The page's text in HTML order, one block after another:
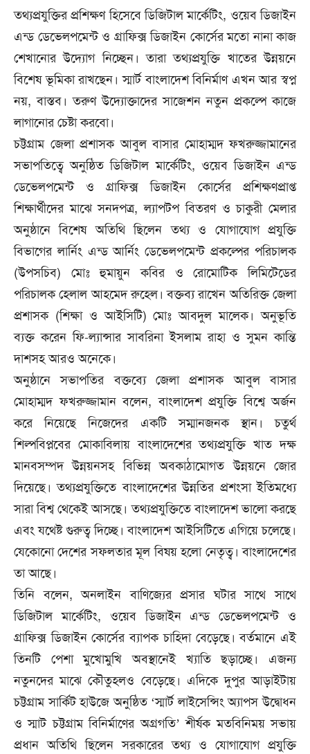
তথ্যপ্রযুক্তির প্রশিক্ষণ হিসেবে ডিজিটাল মার্কেটিং, ওয়েব ডিজাইন
এন্ড ডেভেলপমেন্ট ও গ্রাফিক্স ডিজাইন কোর্সের মতো নানা কাজ
শেখানোর উদ্যোগ নিচ্ছেন। তারা তথ্যপ্রযুক্তি খাতের উন্নয়নে
বিশেষ ভূমিকা রাখছেন। স্মার্ট বাংলাদেশ বিনির্মাণ এখন আর স্বপ্ন
নয়, বাস্তব। তরুণ উদ্যোক্তাদের সাজেশন নতুন প্রকল্পে কাজে
লাগানোর চেষ্টা করবো।
চট্টগ্রাম জেলা প্রশাসক আবুল বাসার মোহাম্মদ ফখরুজ্জামানের
সভাপতিত্বে অনুষ্ঠিত ডিজিটাল মার্কেটিং, ওয়েব ডিজাইন এন্ড
ডেভেলপমেন্ট ও গ্রাফিক্স ডিজাইন কোর্সের প্রশিক্ষণপ্রাপ্ত
শিক্ষার্থীদের মাঝে সনদপত্র, ল্যাপটপ বিতরণ ও চাকুরী মেলার
অনুষ্ঠানে বিশেষ অতিথি ছিলেন তথ্য ও যোগাযোগ প্রযুক্তি
বিভাগের লার্নিং এন্ড আর্নিং ডেভেলপমেন্ট প্রকল্পের পরিচালক
(উপসচিব) মোঃ হুমায়ুন কবির ও রোমোটিক লিমিটেডের
পরিচালক হেলাল আহমেদ রুহেল। বক্তব্য রাখেন অতিরিক্ত জেলা
প্রশাসক (শিক্ষা ও আইসিটি) মোঃ আবদুল মালেক। অনুভূতি
ব্যক্ত করেন ফি-ল্যান্সার সাবরিনা ইসলাম রাহা ও সুমন কান্তি
দাশসহ আরও অনেকে।
অনুষ্ঠানে সভাপতির বক্তব্যে জেলা প্রশাসক আবুল বাসার
মোহাম্মদ ফখরুজ্জামান বলেন, বাংলাদেশ প্রযুক্তি বিশ্বে অর্জন
করে নিয়েছে নিজেদের একটি সম্মানজনক স্থান। চতুর্থ
শিল্পবিপ্লবের মোকাবিলায় বাংলাদেশের তথ্যপ্রযুক্তি খাত দক্ষ
মানবসম্পদ উন্নয়নসহ বিভিন্ন অবকাঠামোগত উন্নয়নে জোর
দিয়েছে। তথ্যপ্রযুক্তিতে বাংলাদেশের উন্নতির প্রশংসা ইতিমধ্যে
সারা বিশ্ব থেকেই আসছে। তথ্যপ্রযুক্তিতে বাংলাদেশ ভালো করছে
এবং যথেষ্ট গুরুত্ব দিচ্ছে। বাংলাদেশ আইসিটিতে এগিয়ে চলেছে।
যেকোনো দেশের সফলতার মূল বিষয় হলো নেতৃত্ব। বাংলাদেশের
তা আছে।
তিনি বলেন, অনলাইন বাণিজ্যের প্রসার ঘটার সাথে সাথে
ডিজিটাল মার্কেটিং, ওয়েব ডিজাইন এন্ড ডেভেলপমেন্ট ও
গ্রাফিক্স ডিজাইন কোর্সের ব্যাপক চাহিদা বেড়েছে। বর্তমানে এই
তিনটি পেশা মুখোমুখি অবস্থানেই খ্যাতি ছড়াচ্ছে। এজন্য
নতুনদের মাঝে কৌতুহলও বেড়েছে। এদিকে দুপুর আড়াইটায়
চট্টগ্রাম সার্কিট হাউজে অনুষ্ঠিত ‘স্মার্ট লাইসেন্সিং অ্যাপস উদ্বোধন
ও স্মাট চট্টগ্রাম বিনির্মাণের অগ্রগতি’ শীর্ষক মতবিনিময় সভায়
প্রধান অতিথি ছিলেন সরকারের তথ্য ও যোগাযোগ প্রযুক্তি